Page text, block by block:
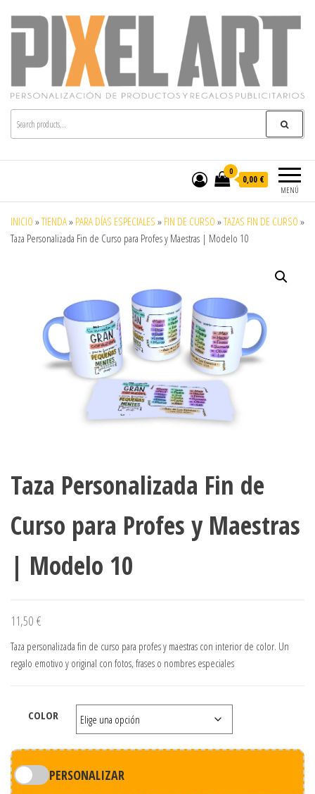
Pixelart
Especialistas en textil publicitario y regalos
personalizados en móstoles
MENÚ
0
0,00 €
INICIO »TIENDA» PARA DÍAS ESPECIALES » FIN DE CURSO »TAZAS FIN DE CURSO »
Taza Personalizada Fin de Curso para Profes y Maestras | Modelo 10
Taza Personalizada Fin de
Curso para Profes y Maestras
| Modelo 10
11,50 €
Taza personalizada fin de curso para profes y maestras con interior de color. Un
regalo emotivo y original con fotos, frases o nombres especiales
COLOR
PERSONALIZAR